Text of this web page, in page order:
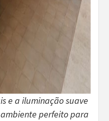
e a iluminação suave
perfeito para